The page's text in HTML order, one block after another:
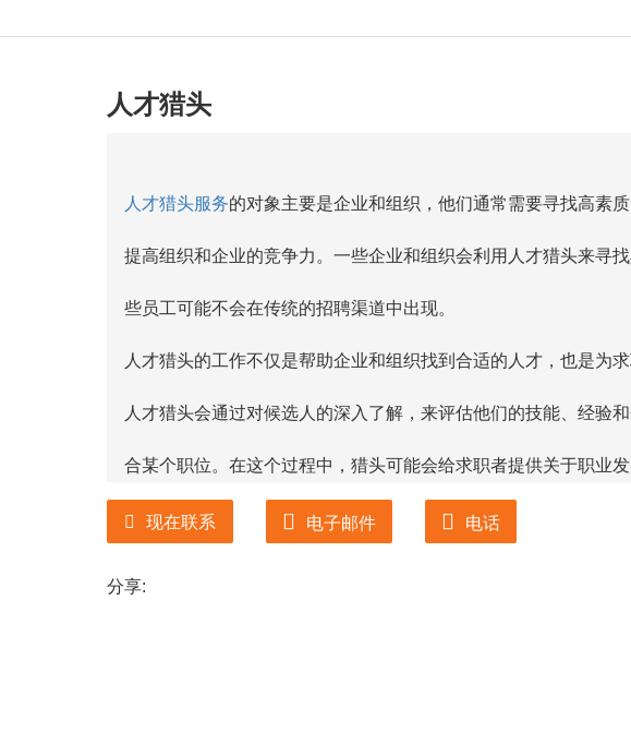
人才猎头
人才猎头服务的对象主要是企业和组织，他们通常需要寻找高素
提高组织和企业的竞争力。一些企业和组织会利用人才猎头来寻
些员工可能不会在传统的招聘渠道中出现。
人才猎头的工作不仅是帮助企业和组织找到合适的人才，也是为
人才猎头会通过对候选人的深入了解，来评估他们的技能、经验
合某个职位。在这个过程中，猎头可能会给求职者提供关于职业
人才猎头是一个快速发展的行业。随着全球经济的不断发展和越
现在联系 电子邮件 电话
分享: